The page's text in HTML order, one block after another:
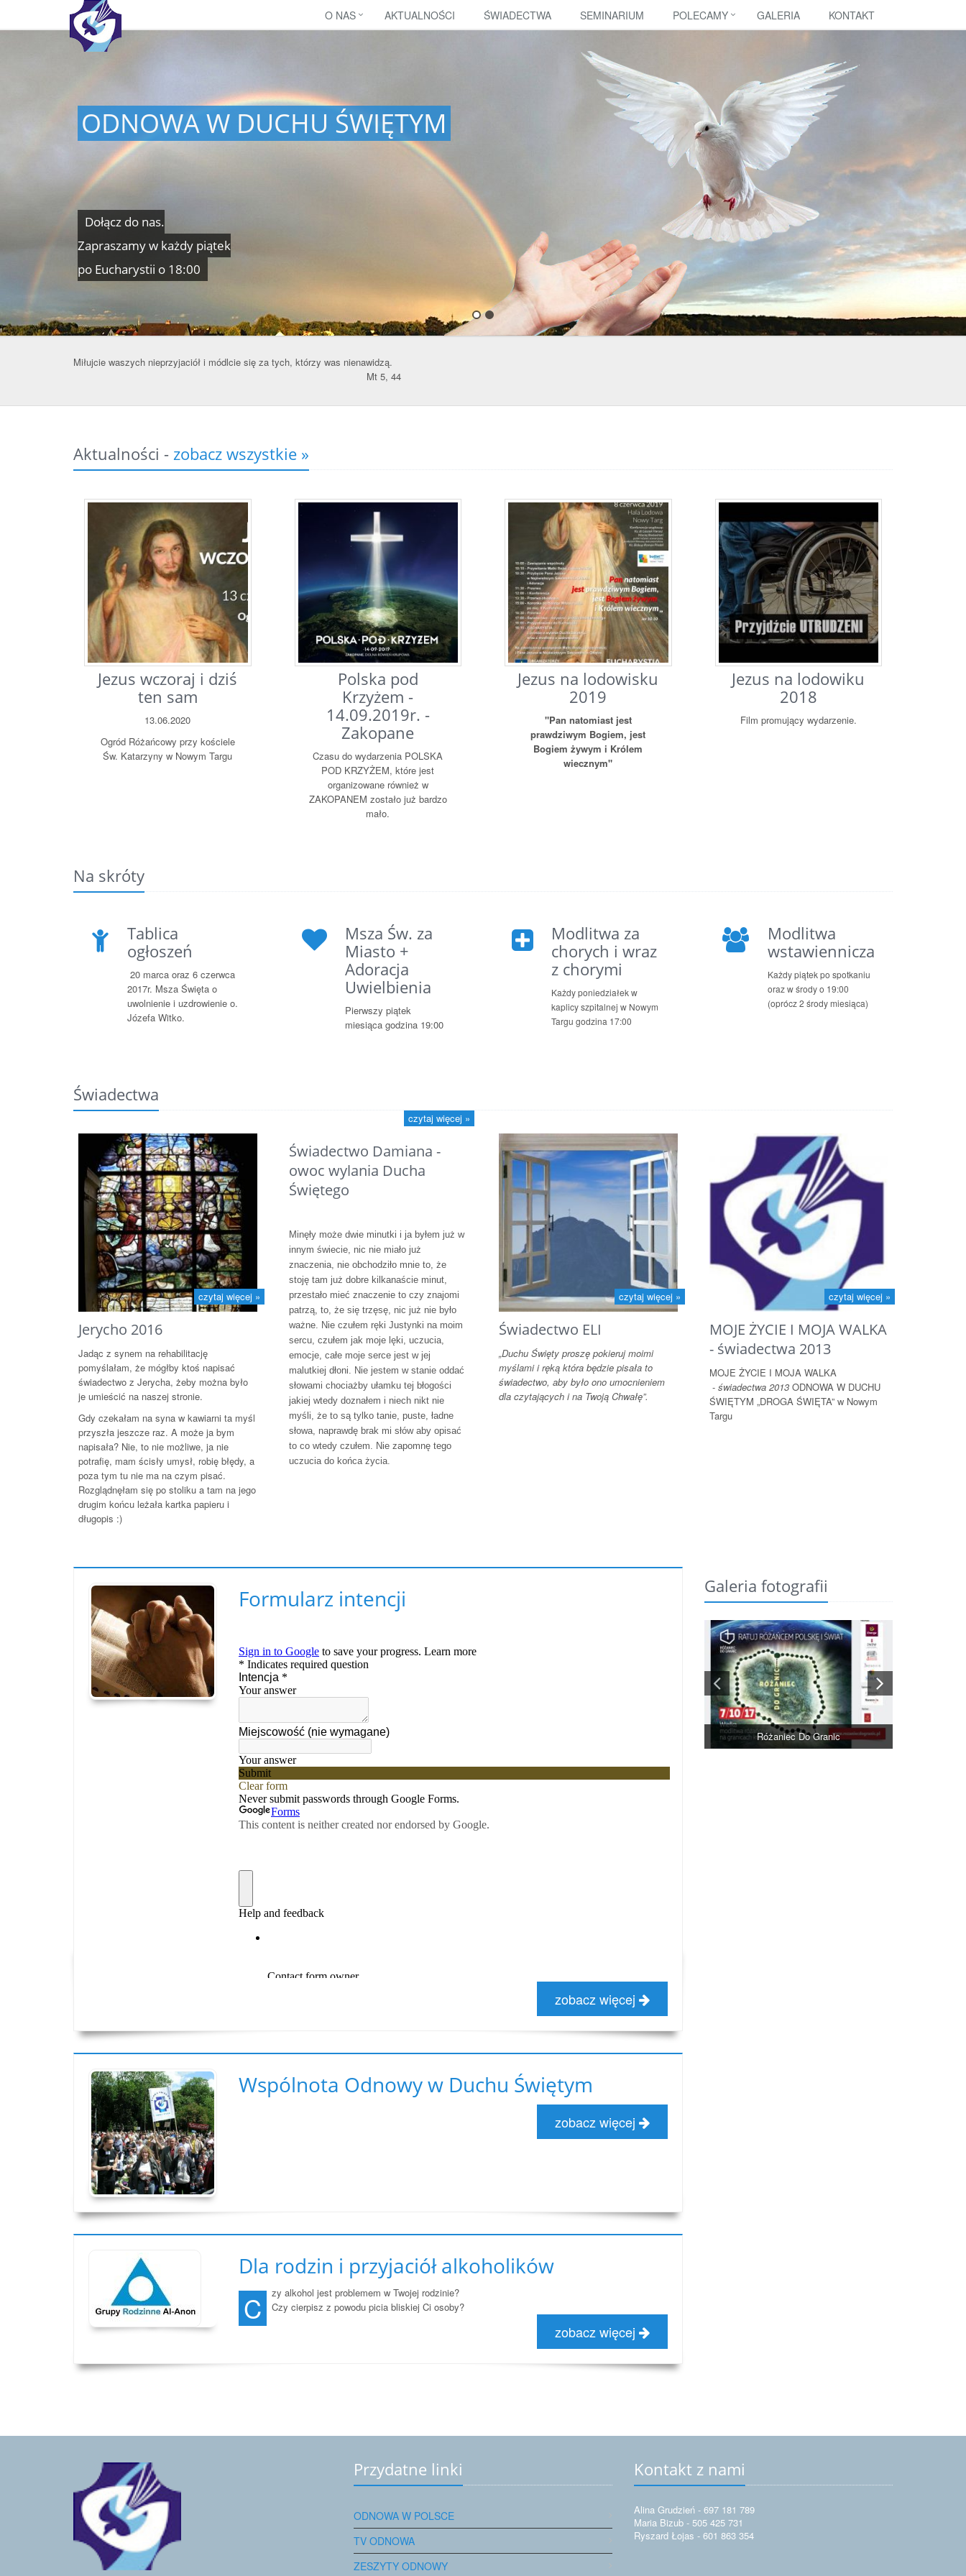
O NAS AKTUALNOŚCI ŚWIADECTWA SEMINARIUM POLECAMY GALERIA KONTAKT
ODNOWA W DUCHU ŚWIĘTYM
Dołącz do nas.
Zapraszamy w każdy piątek
po Eucharystii o 18:00
Miłujcie waszych nieprzyjaciół i módlcie się za tych, którzy was nienawidzą.
Mt 5, 44
Aktualności - zobacz wszystkie »
Jezus wczoraj i dziś
ten sam
13.06.2020
Ogród Różańcowy przy kościele
Św. Katarzyny w Nowym Targu
Polska pod
Krzyżem -
14.09.2019r. -
Zakopane
Czasu do wydarzenia POLSKA
POD KRZYŻEM, które jest
organizowane również w
ZAKOPANEM zostało już bardzo
mało.
Jezus na lodowisku
2019
"Pan natomiast jest
prawdziwym Bogiem, jest
Bogiem żywym i Królem
wiecznym"
Jezus na lodowiku
2018
Film promujący wydarzenie.
Na skróty
Tablica
ogłoszeń
20 marca oraz 6 czerwca
2017r. Msza Święta o
uwolnienie i uzdrowienie o.
Józefa Witko.
Msza Św. za
Miasto +
Adoracja
Uwielbienia
Pierwszy piątek
miesiąca godzina 19:00
Modlitwa za
chorych i wraz
z chorymi
Każdy poniedziałek w
kaplicy szpitalnej w Nowym
Targu godzina 17:00
Modlitwa
wstawiennicza
Każdy piątek po spotkaniu
oraz w środy o 19:00
(oprócz 2 środy miesiąca)
Świadectwa
czytaj więcej »
Jerycho 2016
Jadąc z synem na rehabilitację
pomyślałam, że mógłby ktoś napisać
świadectwo z Jerycha, żeby można było
je umieścić na naszej stronie.
Gdy czekałam na syna w kawiarni ta myśl
przyszła jeszcze raz. A może ja bym
napisała? Nie, to nie możliwe, ja nie
potrafię, mam ścisły umysł, robię błędy, a
poza tym tu nie ma na czym pisać.
Rozglądnęłam się po stoliku a tam na jego
drugim końcu leżała kartka papieru i
długopis :)
czytaj więcej »
Świadectwo Damiana -
owoc wylania Ducha
Świętego
Minęły może dwie minutki i ja byłem już w
innym świecie, nic nie miało już
znaczenia, nie obchodziło mnie to, że
stoję tam już dobre kilkanaście minut,
przestało mieć znaczenie to czy znajomi
patrzą, to, że się trzęsę, nic już nie było
ważne. Nie czułem ręki Justynki na moim
sercu, czułem jak moje lęki, uczucia,
emocje, całe moje serce jest w jej
malutkiej dłoni. Nie jestem w stanie oddać
słowami chociażby ułamku tej błogości
jakiej wtedy doznałem i niech nikt nie
myśli, że to są tylko tanie, puste, ładne
słowa, naprawdę brak mi słów aby opisać
to co wtedy czułem. Nie zapomnę tego
uczucia do końca życia.
czytaj więcej »
Świadectwo ELI
„Duchu Święty proszę pokieruj moimi
myślami i ręką która będzie pisała to
świadectwo, aby było ono umocnieniem
dla czytających i na Twoją Chwałę”.
czytaj więcej »
MOJE ŻYCIE I MOJA WALKA
- świadectwa 2013
MOJE ŻYCIE I MOJA WALKA
- świadectwa 2013ODNOWA W DUCHU
ŚWIĘTYM „DROGA ŚWIĘTA” w Nowym
Targu
Formularz intencji
zobacz więcej
Wspólnota Odnowy w Duchu Świętym
zobacz więcej
Dla rodzin i przyjaciół alkoholików
C
zy alkohol jest problemem w Twojej rodzinie?
Czy cierpisz z powodu picia bliskiej Ci osoby?
zobacz więcej
Galeria fotografii
Różaniec Do Granic
Przydatne linki
ODNOWA W POLSCE
TV ODNOWA
ZESZYTY ODNOWY
Kontakt z nami
Alina Grudzień - 697 181 789
Maria Bizub - 505 425 731
Ryszard Łojas - 601 863 354